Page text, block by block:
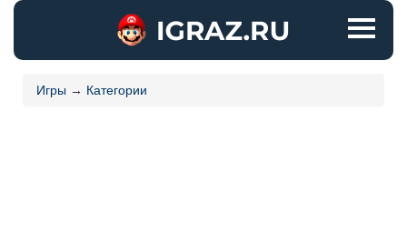
Игры → Категории